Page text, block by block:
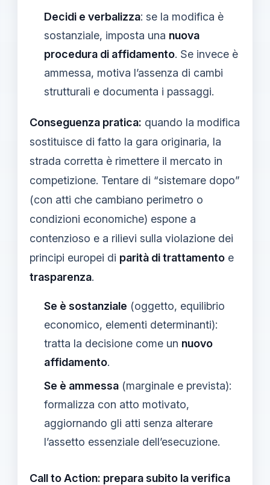
Decidi e verbalizza: se la modifica è
sostanziale, imposta una nuova
procedura di affidamento. Se invece è
ammessa, motiva l’assenza di cambi
strutturali e documenta i passaggi.
Conseguenza pratica: quando la modifica
sostituisce di fatto la gara originaria, la
strada corretta è rimettere il mercato in
competizione. Tentare di “sistemare dopo”
(con atti che cambiano perimetro o
condizioni economiche) espone a
contenzioso e a rilievi sulla violazione dei
principi europei di parità di trattamento e
trasparenza.
Se è sostanziale (oggetto, equilibrio
economico, elementi determinanti):
tratta la decisione come un nuovo
affidamento.
Se è ammessa (marginale e prevista):
formalizza con atto motivato,
aggiornando gli atti senza alterare
l’assetto essenziale dell’esecuzione.
Call to Action: prepara subito la verifica